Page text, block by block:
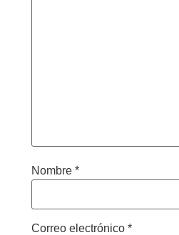
Nombre *
Correo electrónico *